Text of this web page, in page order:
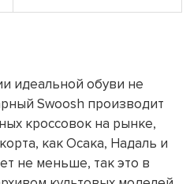
идеальной обуви не
Swoosh производит
кроссовок на рынке,
как Осака, Надаль и
не меньше, так это в